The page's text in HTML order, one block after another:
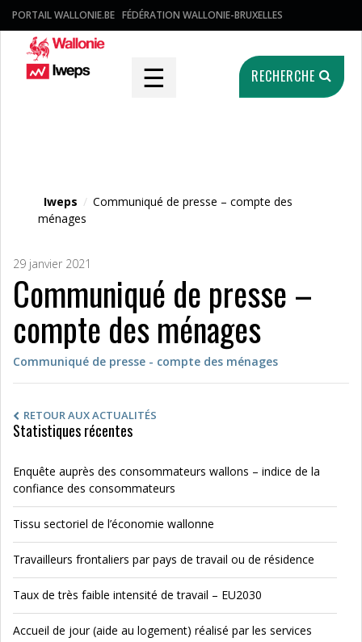
PORTAIL WALLONIE.BE FÉDÉRATION WALLONIE-BRUXELLES
☰ RECHERCHE
Iweps / Communiqué de presse – compte des
ménages
29 janvier 2021
Communiqué de presse –
compte des ménages
Communiqué de presse - compte des ménages
RETOUR AUX ACTUALITÉS
Statistiques récentes
Enquête auprès des consommateurs wallons – indice de la
confiance des consommateurs
Tissu sectoriel de l’économie wallonne
Travailleurs frontaliers par pays de travail ou de résidence
Taux de très faible intensité de travail – EU2030
Accueil de jour (aide au logement) réalisé par les services